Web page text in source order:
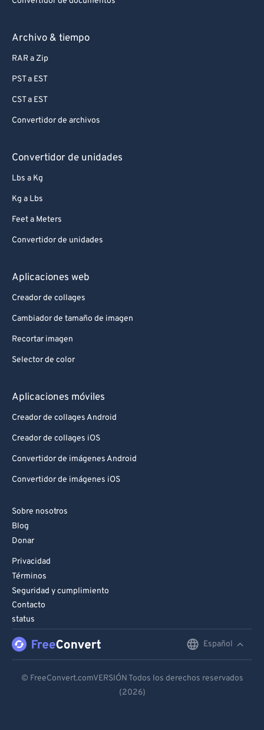
Archivo & tiempo
RAR a Zip
PST a EST
CST a EST
Convertidor de archivos
Convertidor de unidades
Lbs a Kg
Kg a Lbs
Feet a Meters
Convertidor de unidades
Aplicaciones web
Creador de collages
Cambiador de tamaño de imagen
Recortar imagen
Selector de color
Aplicaciones móviles
Creador de collages Android
Creador de collages iOS
Convertidor de imágenes Android
Convertidor de imágenes iOS
Sobre nosotros
Blog
Donar
Privacidad
Términos
Seguridad y cumplimiento
Contacto
status
Español
Español
© FreeConvert.comVERSIÓN Todos los derechos reservados
(2026)